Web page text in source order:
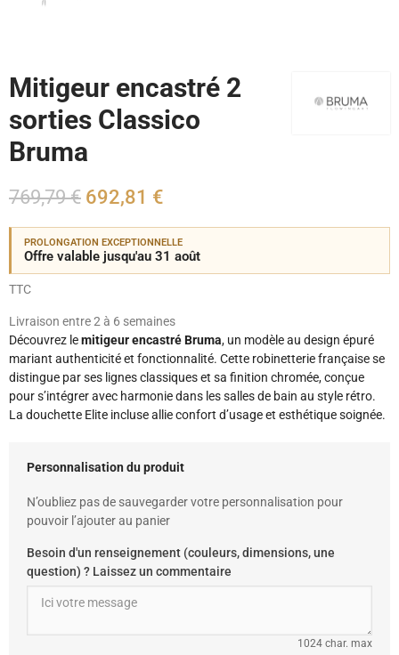
Mitigeur encastré 2
sorties Classico
Bruma
769,79 € 692,81 €
PROLONGATION EXCEPTIONNELLE
Offre valable jusqu'au 31 août
TTC
Livraison entre 2 à 6 semaines
Découvrez lemitigeur encastré Bruma, un modèle au design épuré
mariant authenticité et fonctionnalité. Cette robinetterie française se
distingue par ses lignes classiques et sa finition chromée, conçue
pour s’intégrer avec harmonie dans les salles de bain au style rétro.
La douchette Elite incluse allie confort d’usage et esthétique soignée.
Personnalisation du produit
N’oubliez pas de sauvegarder votre personnalisation pour
pouvoir l’ajouter au panier
Besoin d'un renseignement (couleurs, dimensions, une
question) ? Laissez un commentaire
1024 char. max